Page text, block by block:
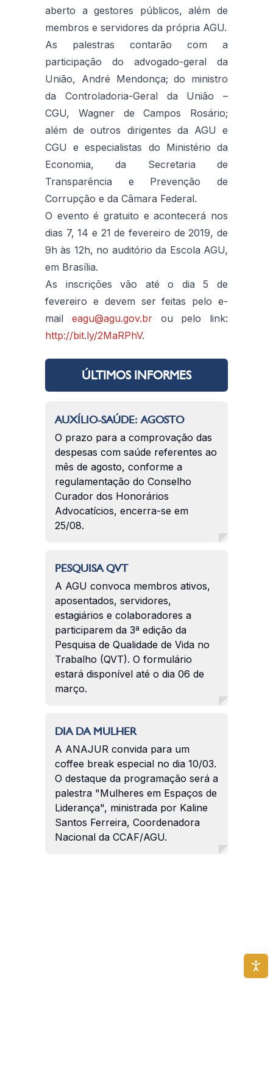
aberto a gestores públicos, além de
membros e servidores da própria AGU.
As palestras contarão com a
participação do advogado-geral da
União, André Mendonça; do ministro
da Controladoria-Geral da União –
CGU, Wagner de Campos Rosário;
além de outros dirigentes da AGU e
CGU e especialistas do Ministério da
Economia, da Secretaria de
Transparência e Prevenção de
Corrupção e da Câmara Federal.
O evento é gratuito e acontecerá nos
dias 7, 14 e 21 de fevereiro de 2019, de
9h às 12h, no auditório da Escola AGU,
em Brasília.
As inscrições vão até o dia 5 de
fevereiro e devem ser feitas pelo e-
mail eagu@agu.gov.brou pelo link:
http://bit.ly/2MaRPhV.
ÚLTIMOS INFORMES
AUXÍLIO-SAÚDE: AGOSTO
O prazo para a comprovação das
despesas com saúde referentes ao
mês de agosto, conforme a
regulamentação do Conselho
Curador dos Honorários
Advocatícios, encerra-se em
25/08.
PESQUISA QVT
A AGU convoca membros ativos,
aposentados, servidores,
estagiários e colaboradores a
participarem da 3ª edição da
Pesquisa de Qualidade de Vida no
Trabalho (QVT). O formulário
estará disponível até o dia 06 de
março.
DIA DA MULHER
A ANAJUR convida para um
coffee break especial no dia 10/03.
O destaque da programação será a
palestra "Mulheres em Espaços de
Liderança", ministrada por Kaline
Santos Ferreira, Coordenadora
Nacional da CCAF/AGU.